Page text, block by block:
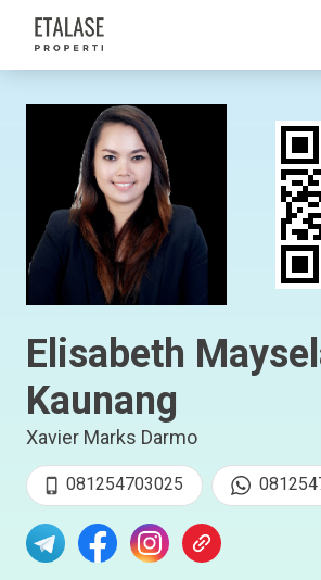
Elisabeth
Kaunang
Xavier Marks Darmo
081254703025